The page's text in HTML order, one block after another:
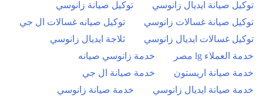
توكيل صيانة ايديال زانوسي
توكيل صيانة زانوسي
توكيل صيانة غسالات زانوسي
توكيل صيانه غسالات ال جي
توكيل غسالات ايديال زانوسي
ثلاجة ايديال زانوسي
خدمة العملاء lg مصر
خدمة زانوسي صيانه
خدمة صيانة اريستون
خدمة صيانة ال جي
خدمة صيانة ايديال زانوسي
خدمة صيانة زانوسي